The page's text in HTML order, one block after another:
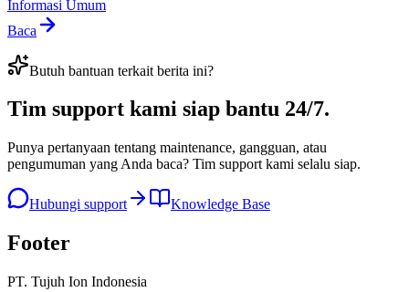
Informasi Umum
Baca
Butuh bantuan terkait berita ini?
Tim support kami siap bantu 24/7.
Punya pertanyaan tentang maintenance, gangguan, atau
pengumuman yang Anda baca? Tim support kami selalu siap.
Hubungi support Knowledge Base
Footer
PT. Tujuh Ion Indonesia